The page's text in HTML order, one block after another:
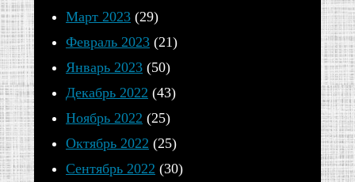
духовное.
Первое,
с
оружием
в
руках,
Март 2023 (29)
Февраль 2023 (21)
Январь 2023 (50)
Декабрь 2022 (43)
Ноябрь 2022 (25)
Октябрь 2022 (25)
Сентябрь 2022 (30)